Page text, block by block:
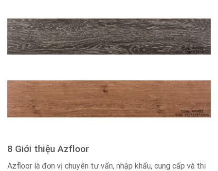
8 Giới thiệu Azfloor
Azfloor là đơn vị chuyên tư vấn, nhập khẩu, cung cấp và thi